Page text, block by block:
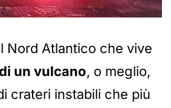
Nord Atlantico che vive
un vulcano, o meglio,
crateri instabili che più